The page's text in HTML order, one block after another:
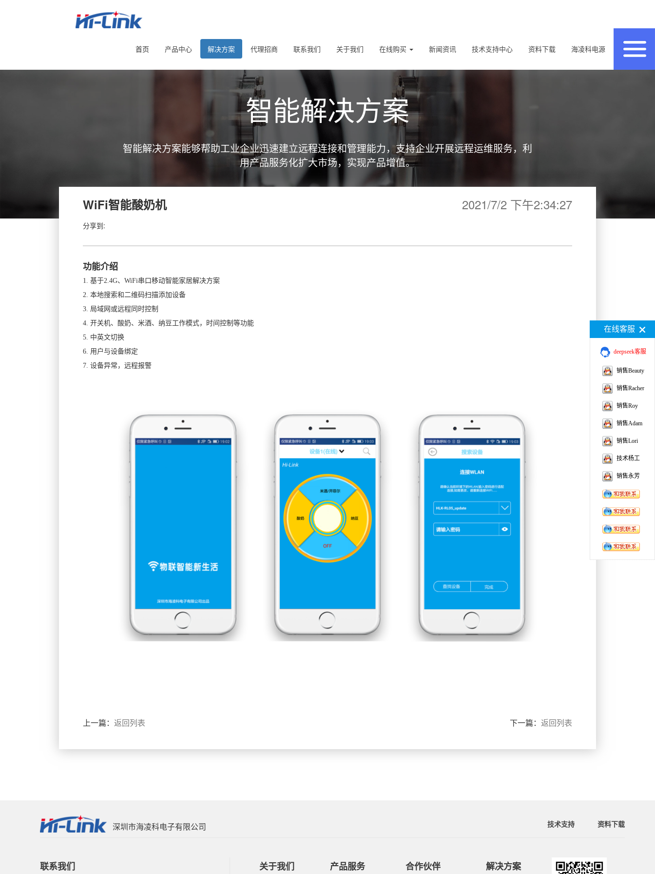
首页 产品中心 解决方案 代理招商 联系我们 关于我们 在线购买 新闻资讯 技术支持中心 资料下载 海凌科电源
智能解决方案
智能解决方案能够帮助工业企业迅速建立远程连接和管理能力，支持企业开展远程运维服务，利
用产品服务化扩大市场，实现产品增值。
WiFi智能酸奶机 2021/7/2 下午2:34:27
分享到:
功能介绍
1. 基于2.4G、 WiFi串口移动智能家居解决方案
2. 本地搜索和二维码扫描添加设备
3. 局域网或远程同时控制
4. 开关机、酸奶、米酒、纳豆工作模式，时间控制等功能
5. 中英文切换
6. 用户与设备绑定
7. 设备异常，远程报警
上一篇： 返回列表 下一篇： 返回列表
深圳市海凌科电子有限公司 技术支持 资料下载
联系我们 关于我们 产品服务 合作伙伴 解决方案
在线客服
deepseek客服
销售Beauty
销售Racher
销售Roy
销售Adam
销售Lori
技术杨工
销售永芳